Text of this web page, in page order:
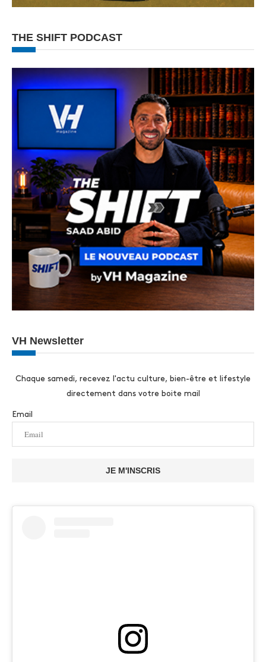
THE SHIFT PODCAST
VH Newsletter
Chaque samedi, recevez l'actu culture, bien-être et lifestyle
directement dans votre boite mail
Email
JE M'INSCRIS